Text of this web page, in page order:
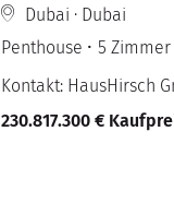
Dubai · Dubai
Penthouse
5 Zimmer
Kontakt: HausHirsch
230.817.300 €